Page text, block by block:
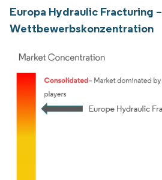
Europa Hydraulic Fracturing –
Wettbewerbskonzentration